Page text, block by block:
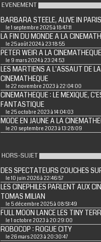
EVENEMENT
BARBARA STEELE, ALIVE IN PARIS
le 1 septembre 2025 à 18:47:11
LA FIN DU MONDE A LA
le 25 août 2024 à 23:18:55
PETER WEIR A LA CINEMATHEQUE
le 9 mars 2024 à 23:24:53
LES MARTIENS A L'ASSAUT DE LA
CINEMATHEQUE
le 22 novembre 2023 à 22:04:00
CINEMATHEQUE : LE MEXIQUE,
FANTASTIQUE
le 25 octobre 2023 à 14:04:03
MODE EN JAUNE A LA
le 20 septembre 2023 à 13:28:09
HORS-SUJET
DES SPECTATEURS COUCHES
le 10 juin 2026 à 22:46:57
LES CINEPHILES PARLENT AUX
TOMAS MILIAN
le 5 décembre 2025 à 08:51:49
FULL MOON LANCE LES TINY
le 1 octobre 2023 à 20:29:00
ROBOCOP : ROGUE CITY
le 26 mars 2023 à 20:30:47